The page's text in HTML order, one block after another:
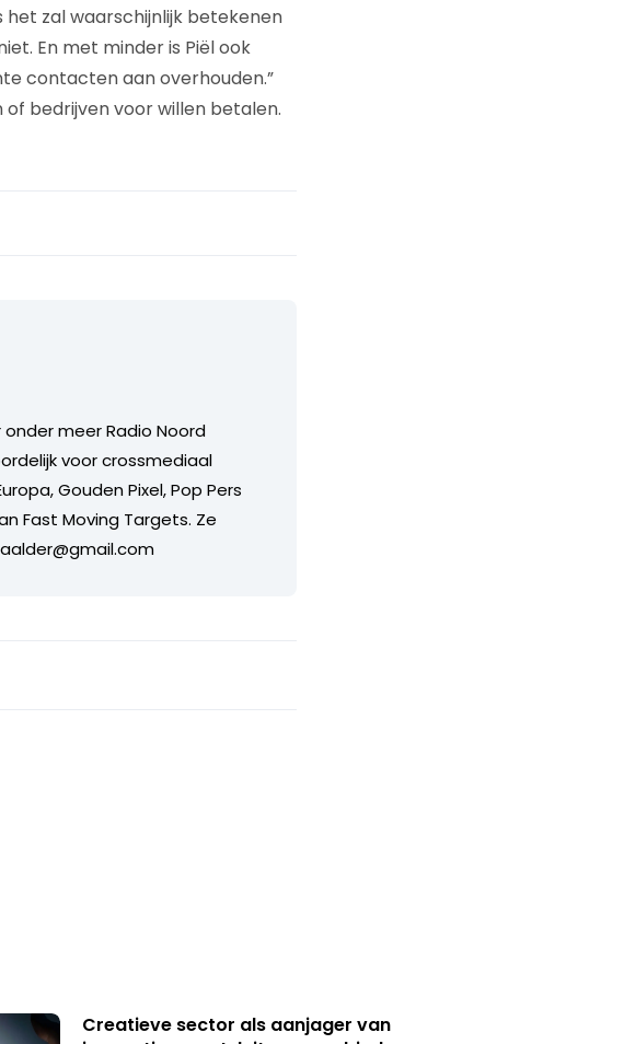
het zal waarschijnlijk betekenen
En met minder is Piël ook
contacten aan overhouden.”
bedrijven voor willen betalen.
meer Radio Noord
voor crossmediaal
Gouden Pixel, Pop Pers
Fast Moving Targets. Ze
Creatieve sector als aanjager van